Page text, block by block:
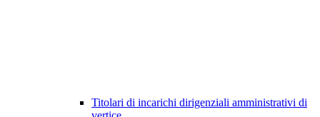
Titolari di incarichi dirigenziali amministrativi di